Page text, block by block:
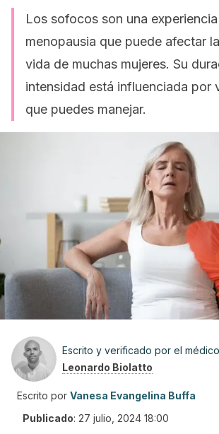
Los sofocos son una
menopausia que puede afectar
vida de muchas mujeres. Su
intensidad está influenciada por
que puedes manejar.
Escrito y verificado por el médico
Leonardo Biolatto
Escrito por Vanesa Evangelina Buffa
Publicado: 27 julio, 2024 18:00